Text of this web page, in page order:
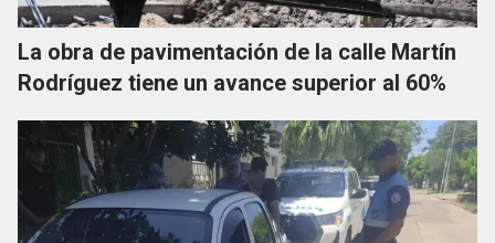
La obra de pavimentación de la calle Martín
Rodríguez tiene un avance superior al 60%